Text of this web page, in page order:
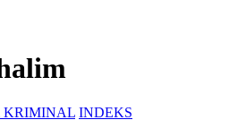
KRIMINAL INDEKS